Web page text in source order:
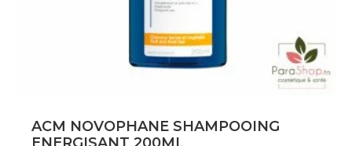
ACM NOVOPHANE SHAMPOOING